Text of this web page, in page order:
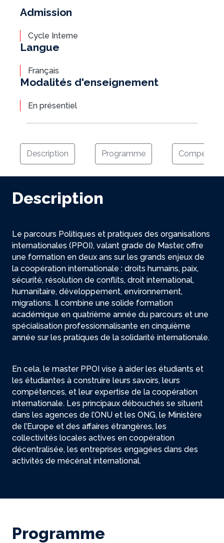
Admission
Cycle Interne
Langue
Français
Modalités d'enseignement
En présentiel
Description Programme
Description
Le parcours Politiques et pratiques des organisations
internationales (PPOI), valant grade de Master, offre
une formation en deux ans sur les grands enjeux de
la coopération internationale : droits humains, paix,
sécurité, résolution de conflits, droit international,
humanitaire, développement, environnement,
migrations. Il combine une solide formation
académique en quatrième année du parcours et une
spécialisation professionnalisante en cinquième
année sur les pratiques de la solidarité internationale.
En cela, le master PPOI vise à aider les étudiants et
les étudiantes à construire leurs savoirs, leurs
compétences, et leur expertise de la coopération
internationale. Les principaux débouchés se situent
dans les agences de l’ONU et les ONG, le Ministère
de l’Europe et des affaires étrangères, les
collectivités locales actives en coopération
décentralisée, les entreprises engagées dans des
activités de mécénat international.
Programme